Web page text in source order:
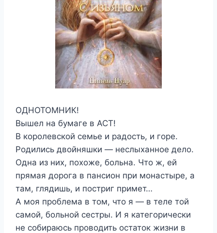
ОДНОТОМНИК!
Вышел на бумаге в АСТ!
В королевской семье и радость, и горе.
Родились двойняшки — неслыханное дело.
Одна из них, похоже, больна. Что ж, ей
прямая дорога в пансион при монастыре, а
там, глядишь, и постриг примет…
А моя проблема в том, что я — в теле той
самой, больной сестры. И я категорически
не собираюсь проводить остаток жизни в